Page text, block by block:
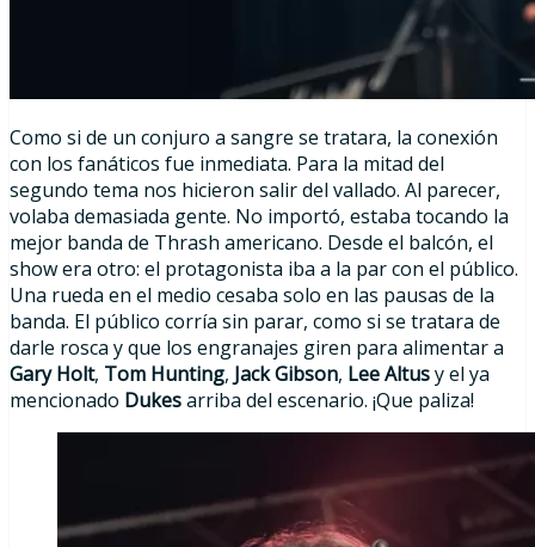
Como si de un conjuro a sangre se tratara, la conexión
con los fanáticos fue inmediata. Para la mitad del
segundo tema nos hicieron salir del vallado. Al parecer,
volaba demasiada gente. No importó, estaba tocando la
mejor banda de Thrash americano. Desde el balcón, el
show era otro: el protagonista iba a la par con el público.
Una rueda en el medio cesaba solo en las pausas de la
banda. El público corría sin parar, como si se tratara de
darle rosca y que los engranajes giren para alimentar a
Gary Holt, Tom Hunting, Jack Gibson, Lee Altusy el ya
mencionado Dukesarriba del escenario. ¡Que paliza!